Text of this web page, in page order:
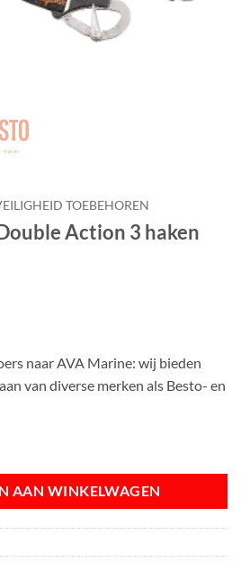
TOEBEHOREN
Action 3 haken
naar AVA Marine: wij bieden
van diverse merken als Besto- en
AAN WINKELWAGEN